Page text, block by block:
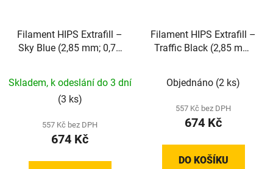
Filament HIPS Extrafill –
Sky Blue (2,85 mm; 0,75
Skladem, k odeslání do 3 dní
(3 ks)
557 Kč bez DPH
674 Kč
Filament HIPS Extrafill –
Traffic Black (2,85 mm;
Objednáno (2 ks)
557 Kč bez DPH
674 Kč
DO KOŠÍKU